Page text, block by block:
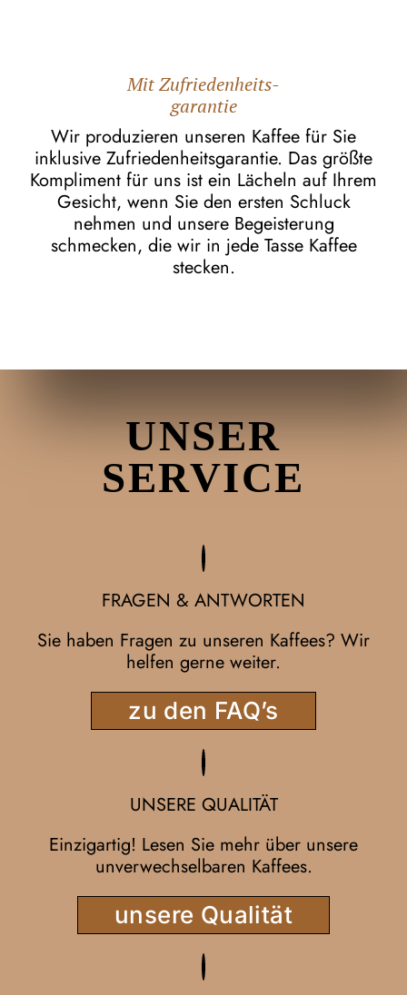
Mit Zufriedenheits-
garantie
Wir produzieren unseren Kaffee für Sie
inklusive Zufriedenheitsgarantie. Das größte
Kompliment für uns ist ein Lächeln auf Ihrem
Gesicht, wenn Sie den ersten Schluck
nehmen und unsere Begeisterung
schmecken, die wir in jede Tasse Kaffee
stecken.
UNSER
SERVICE
FRAGEN & ANTWORTEN
Sie haben Fragen zu unseren Kaffees? Wir
helfen gerne weiter.
zu den FAQ’s
UNSERE QUALITÄT
Einzigartig! Lesen Sie mehr über unsere
unverwechselbaren Kaffees.
unsere Qualität